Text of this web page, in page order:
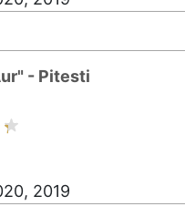
- Pitesti
2019